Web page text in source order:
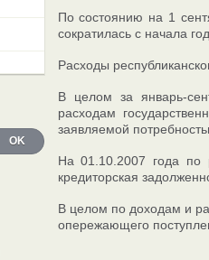
OK
По состоянию на 1
сократилась с начала
Расходы
В целом за январь-
расходам
заявляемой
На 01.10.2007 года по
кредиторская
В целом по доходам и
опережающего